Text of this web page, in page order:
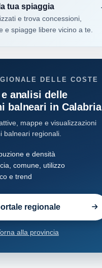
dello Ionio
dello Ionio
tua spiaggia
e trova concessioni,
e spiagge libere vicino a te.
DELLE COSTE
analisi delle
balneari in Calabria
mappe e visualizzazioni
balneari regionali.
e densità
comune, utilizzo
e trend
regionale
alla provincia